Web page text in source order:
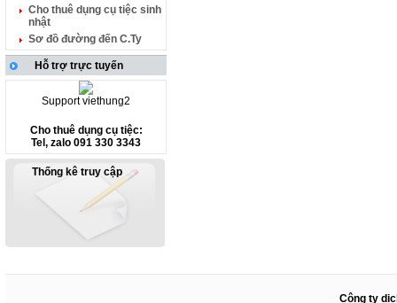
Cho thuê dụng cụ tiệc sinh
nhật
Sơ đồ đường đến C.Ty
Hỗ trợ trực tuyến
Support viethung2
Cho thuê dụng cụ tiệc:
Tel, zalo 091 330 3343
Thống kê truy cập
Công ty